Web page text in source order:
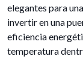
elegantes para
invertir en una
eficiencia
temperatura